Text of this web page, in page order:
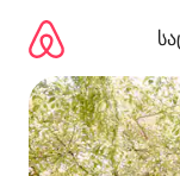
გადასვლა